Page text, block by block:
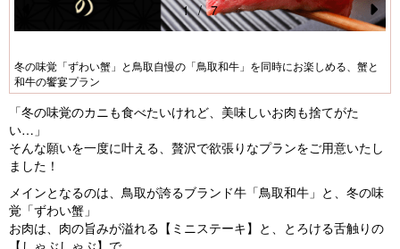
Pr
e
vi
o
u
s
冬の味覚「ずわい蟹」と鳥取自慢の「鳥取和牛」を同時にお楽しめる、蟹と
和牛の饗宴プラン
N
e
1 / 7
「冬の味覚のカニも食べたいけれど、美味しいお肉も捨てがた
い…」
そんな願いを一度に叶える、贅沢で欲張りなプランをご用意いたし
ました！
メインとなるのは、鳥取が誇るブランド牛「鳥取和牛」と、冬の味
覚「ずわい蟹」
お肉は、肉の旨みが溢れる【ミニステーキ】と、とろける舌触りの
【しゃぶしゃぶ】で。